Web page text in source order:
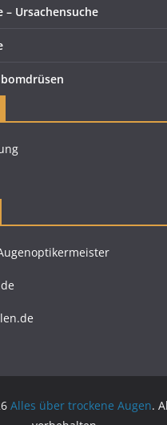
– Ursachensuche
Alles über trockene Augen.